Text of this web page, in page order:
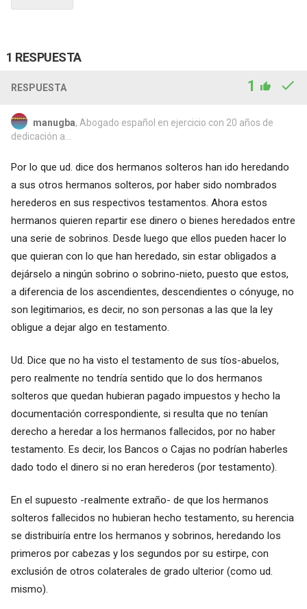
1 RESPUESTA
RESPUESTA 1
manugba, Abogado español en ejercicio con 20 años de
dedicación a...
Por lo que ud. dice dos hermanos solteros han ido heredando
a sus otros hermanos solteros, por haber sido nombrados
herederos en sus respectivos testamentos. Ahora estos
hermanos quieren repartir ese dinero o bienes heredados entre
una serie de sobrinos. Desde luego que ellos pueden hacer lo
que quieran con lo que han heredado, sin estar obligados a
dejárselo a ningún sobrino o sobrino-nieto, puesto que estos,
a diferencia de los ascendientes, descendientes o cónyuge, no
son legitimarios, es decir, no son personas a las que la ley
obligue a dejar algo en testamento.
Ud. Dice que no ha visto el testamento de sus tíos-abuelos,
pero realmente no tendría sentido que lo dos hermanos
solteros que quedan hubieran pagado impuestos y hecho la
documentación correspondiente, si resulta que no tenían
derecho a heredar a los hermanos fallecidos, por no haber
testamento. Es decir, los Bancos o Cajas no podrían haberles
dado todo el dinero si no eran herederos (por testamento).
En el supuesto -realmente extraño- de que los hermanos
solteros fallecidos no hubieran hecho testamento, su herencia
se distribuiría entre los hermanos y sobrinos, heredando los
primeros por cabezas y los segundos por su estirpe, con
exclusión de otros colaterales de grado ulterior (como ud.
mismo).